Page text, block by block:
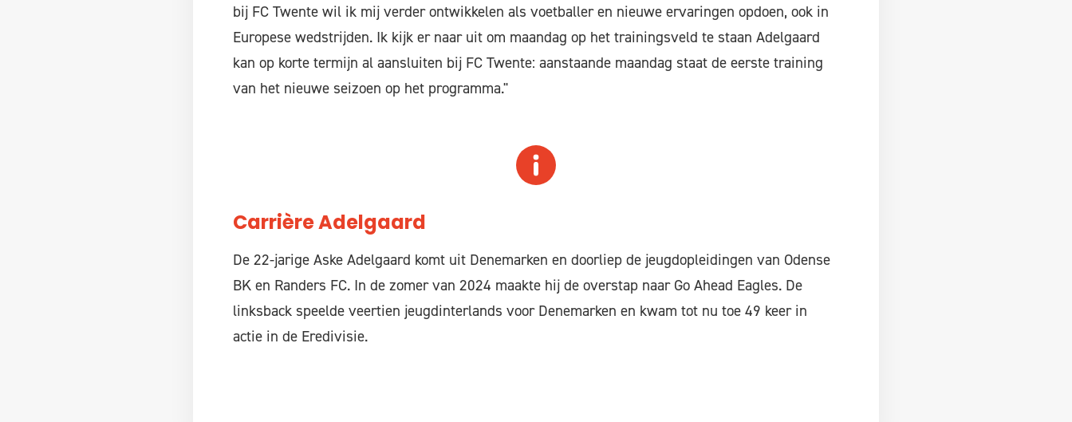
bij FC Twente wil ik mij verder ontwikkelen als voetballer en nieuwe ervaringen opdoen, ook in
Europese wedstrijden. Ik kijk er naar uit om maandag op het trainingsveld te staan Adelgaard
kan op korte termijn al aansluiten bij FC Twente: aanstaande maandag staat de eerste training
van het nieuwe seizoen op het programma."
Carrière Adelgaard
De 22-jarige Aske Adelgaard komt uit Denemarken en doorliep de jeugdopleidingen van Odense
BK en Randers FC. In de zomer van 2024 maakte hij de overstap naar Go Ahead Eagles. De
linksback speelde veertien jeugdinterlands voor Denemarken en kwam tot nu toe 49 keer in
actie in de Eredivisie.